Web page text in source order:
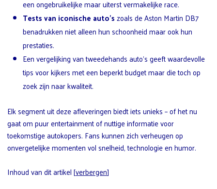
een ongebruikelijke maar uiterst vermakelijke race.
Tests van iconische auto’szoals de Aston Martin DB7
benadrukken niet alleen hun schoonheid maar ook hun
prestaties.
Een vergelijking van tweedehands auto’s geeft waardevolle
tips voor kijkers met een beperkt budget maar die toch op
zoek zijn naar kwaliteit.
Elk segment uit deze afleveringen biedt iets unieks – of het nu
gaat om puur entertainment of nuttige informatie voor
toekomstige autokopers. Fans kunnen zich verheugen op
onvergetelijke momenten vol snelheid, technologie en humor.
Inhoud van dit artikel[verbergen]